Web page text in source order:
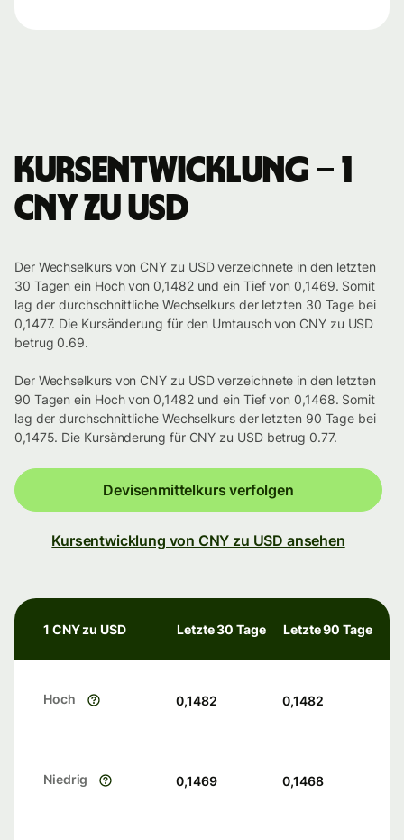
Kursentwicklung – 1
CNY zu USD
Der Wechselkurs von CNY zu USD verzeichnete in den letzten
30 Tagen ein Hoch von 0,1482 und ein Tief von 0,1469. Somit
lag der durchschnittliche Wechselkurs der letzten 30 Tage bei
0,1477. Die Kursänderung für den Umtausch von CNY zu USD
betrug 0.69.
Der Wechselkurs von CNY zu USD verzeichnete in den letzten
90 Tagen ein Hoch von 0,1482 und ein Tief von 0,1468. Somit
lag der durchschnittliche Wechselkurs der letzten 90 Tage bei
0,1475. Die Kursänderung für CNY zu USD betrug 0.77.
Devisenmittelkurs verfolgen
Kursentwicklung von CNY zu USD ansehen
1 CNY zu USD Letzte 30 Tage Letzte 90 Tage
Hoch 0,1482 0,1482
Niedrig 0,1469 0,1468